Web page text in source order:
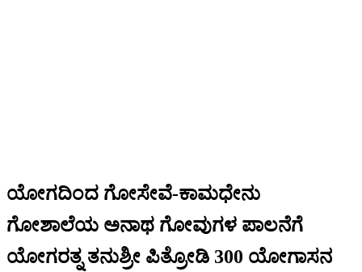
ಯೋಗದಿಂದ ಗೋಸೇವೆ-ಕಾಮಧೇನು
ಗೋಶಾಲೆಯ ಅನಾಥ ಗೋವುಗಳ ಪಾಲನೆಗೆ
ಯೋಗರತ್ನ ತನುಶ್ರೀ ಪಿತ್ರೋಡಿ 300 ಯೋಗಾಸನ